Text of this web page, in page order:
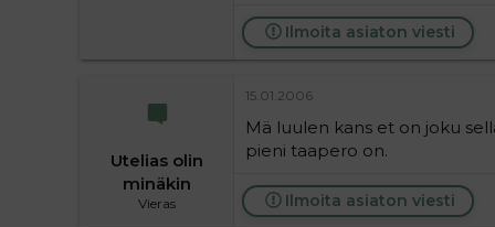
Ilmoita asiaton viesti
Utelias olin
minäkin
Vieras
15.01.2006
Mä luulen kans et on joku
pieni taapero on.
Ilmoita asiaton viesti